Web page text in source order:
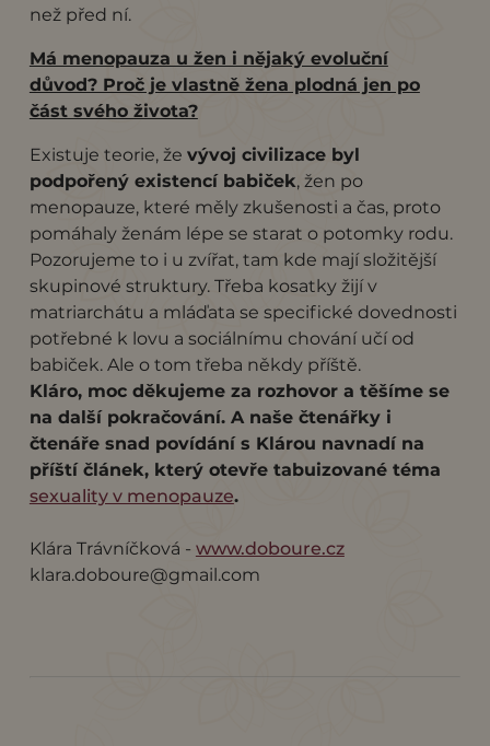
než před ní.
Má menopauza u žen i nějaký evoluční
důvod? Proč je vlastně žena plodná jen po
část svého života?
Existuje teorie, že vývoj civilizace byl
podpořený existencí babiček, žen po
menopauze, které měly zkušenosti a čas, proto
pomáhaly ženám lépe se starat o potomky rodu.
Pozorujeme to i u zvířat, tam kde mají složitější
skupinové struktury. Třeba kosatky žijí v
matriarchátu a mláďata se specifické dovednosti
potřebné k lovu a sociálnímu chování učí od
babiček. Ale o tom třeba někdy příště.
Kláro, moc děkujeme za rozhovor a těšíme se
na další pokračování. A naše čtenářky i
čtenáře snad povídání s Klárou navnadí na
příští článek, který otevře tabuizované téma
sexuality v menopauze.
Klára Trávníčková - www.doboure.cz
klara.doboure@gmail.com